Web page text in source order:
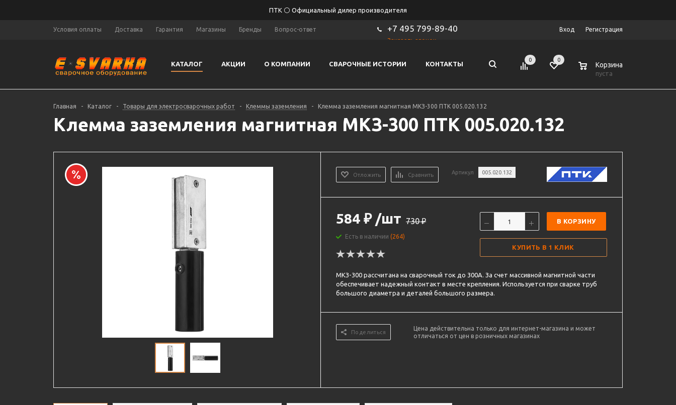
ПТК ⚪ Официальный дилер производителя
Условия оплаты Доставка Гарантия Магазины Бренды Вопрос-ответ +7 495 799-89-40
Заказать звонок
Вход Регистрация
КАТАЛОГ АКЦИИ О КОМПАНИИ СВАРОЧНЫЕ ИСТОРИИ КОНТАКТЫ
0 0
Корзина
пуста
Главная - Каталог - Товары для электросварочных работ - Клеммы заземления - Клемма заземления магнитная МКЗ-300 ПТК 005.020.132
Клемма заземления магнитная МКЗ-300 ПТК 005.020.132
Отложить Сравнить Артикул 005.020.132
584 ₽ /шт 730₽
Есть в наличии(264)
В КОРЗИНУ
КУПИТЬ В 1 КЛИК
МКЗ-300 рассчитана на сварочный ток до 300А. За счет массивной магнитной части
обеспечивает надежный контакт в месте крепления. Используется при сварке труб
большого диаметра и деталей большого размера.
Поделиться
Цена действительна только для интернет-магазина и может
отличаться от цен в розничных магазинах